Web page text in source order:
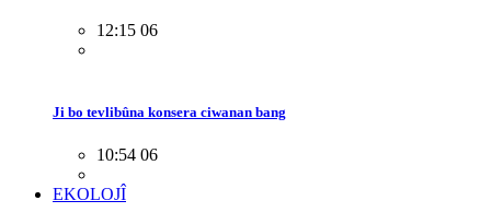
12:15 06
Ji bo tevlibûna konsera ciwanan bang
10:54 06
EKOLOJÎ